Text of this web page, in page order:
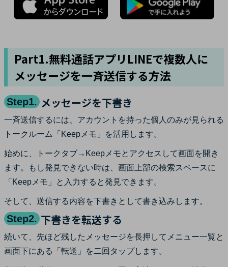
Part1.無料通話アプリLINEで複数人に
メッセージを一斉送信する方法
Step1. メッセージを下書き
一斉送信するには、アカウントを持った個人のみが見られる
トークルーム「Keepメモ」を活用します。
始めに、トークタブ→Keepメモとアクセスして画面を開き
ます。もし発見できない時は、画面上部の検索スペースに
「Keepメモ」と入力すると発見できます。
そして、送信する内容を下書きとして書き込みします。
Step2. 下書きを転送する
続いて、先ほど残したメッセージを長押してメニュー一覧と
画面下にある「転送」を二回タップします。